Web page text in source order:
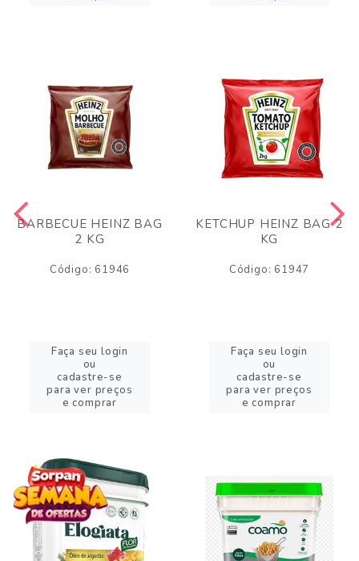
BARBECUE HEINZ BAG
2 KG
Código: 61946
Faça seu login
ou
cadastre-se
para ver preços
e comprar
KETCHUP HEINZ BAG 2
KG
Código: 61947
Faça seu login
ou
cadastre-se
para ver preços
e comprar